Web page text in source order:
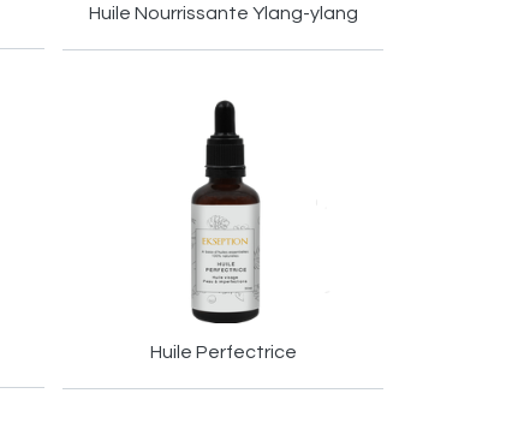
Huile Nourrissante Ylang-ylang
Huile Perfectrice